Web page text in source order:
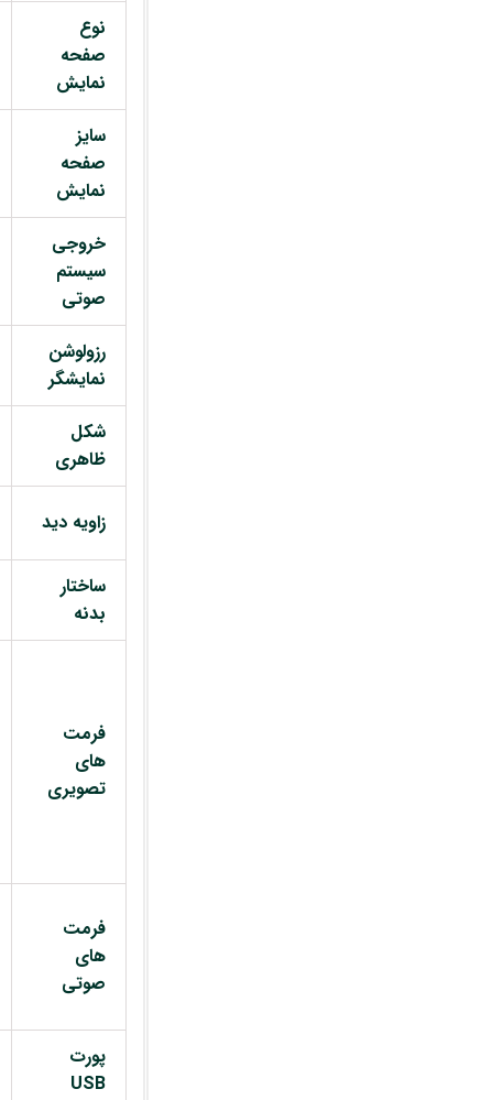
نوع
صفحه
نمایش
سایز
صفحه
نمایش
خروجی
سیستم
صوتی
رزولوشن
نمایشگر
شکل
ظاهری
زاویه دید
ساختار
بدنه
فرمت
های
تصویری
فرمت
های
صوتی
پورت
USB